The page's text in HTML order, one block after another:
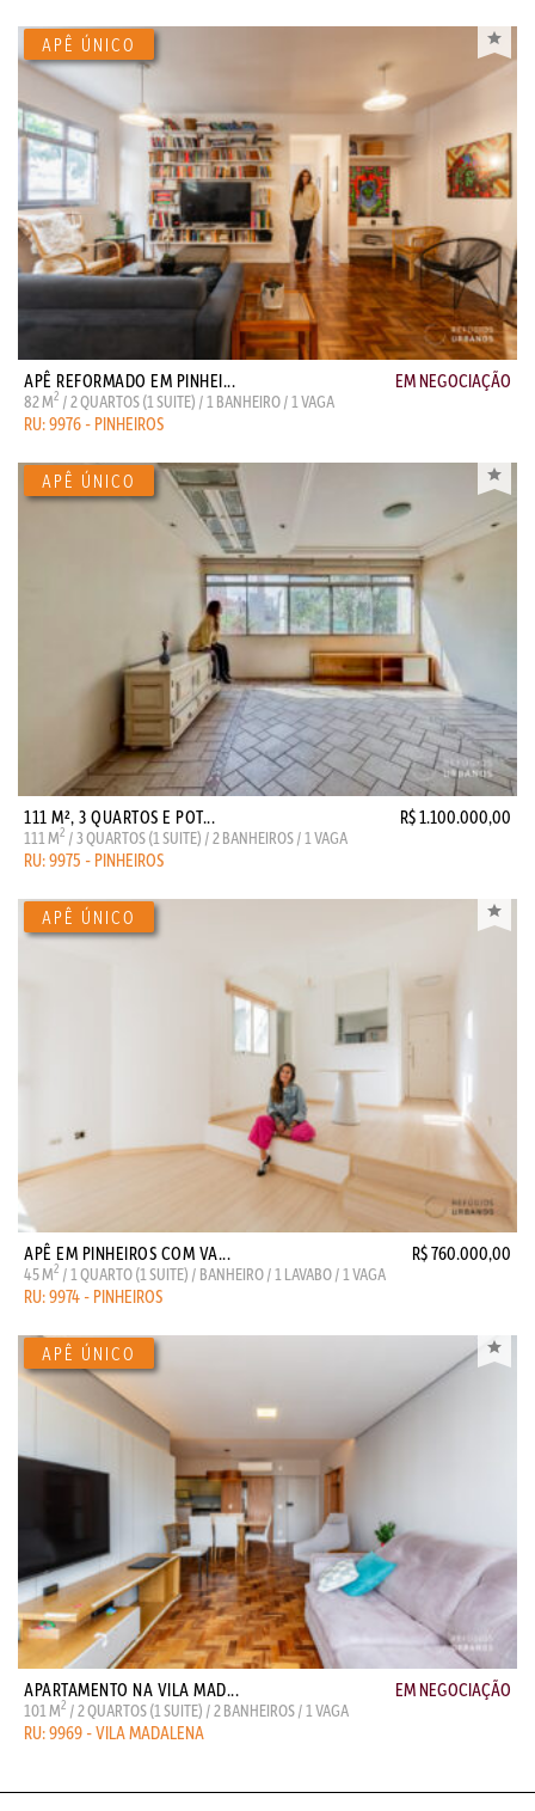
APÊ REFORMADO EM PINHEI... EM NEGOCIAÇÃO
82 M2 / 2 QUARTOS (1 SUITE) / 1 BANHEIRO / 1 VAGA
RU: 9976 - PINHEIROS
111 M², 3 QUARTOS E POT... R$ 1.100.000,00
111 M2 / 3 QUARTOS (1 SUITE) / 2 BANHEIROS / 1 VAGA
RU: 9975 - PINHEIROS
APÊ EM PINHEIROS COM VA... R$ 760.000,00
45 M2 / 1 QUARTO (1 SUITE) / BANHEIRO / 1 LAVABO / 1 VAGA
RU: 9974 - PINHEIROS
APARTAMENTO NA VILA MAD... EM NEGOCIAÇÃO
101 M2 / 2 QUARTOS (1 SUITE) / 2 BANHEIROS / 1 VAGA
RU: 9969 - VILA MADALENA